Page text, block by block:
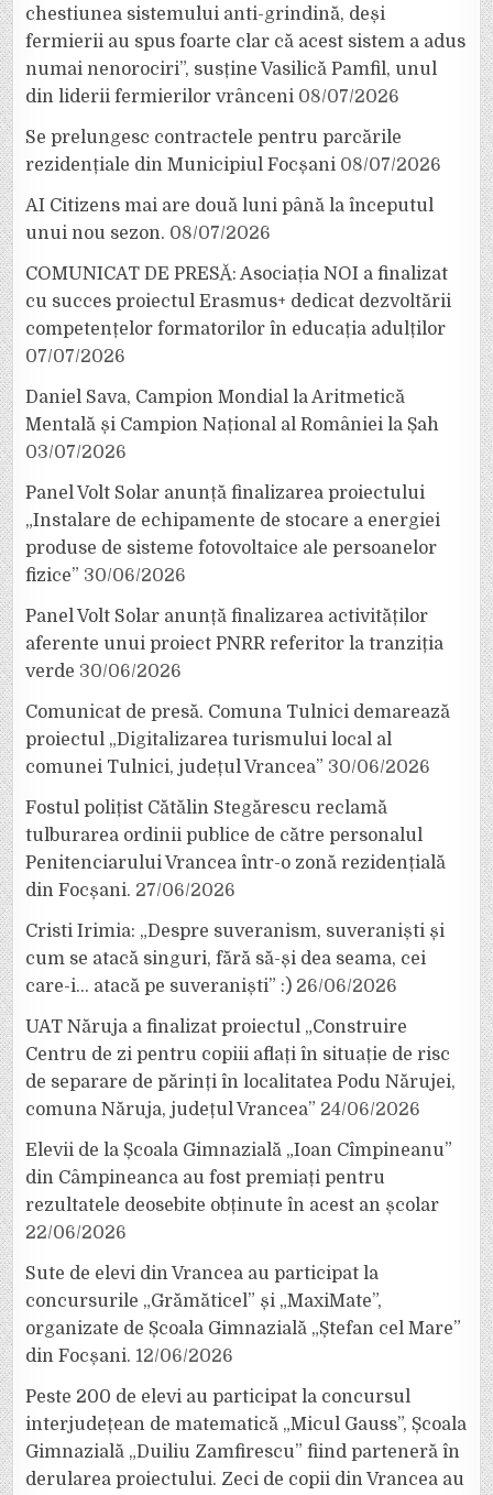
chestiunea sistemului anti-grindină, deși
fermierii au spus foarte clar că acest sistem a adus
numai nenorociri”, susține Vasilică Pamfil, unul
din liderii fermierilor vrânceni 08/07/2026
Se prelungesc contractele pentru parcările
rezidențiale din Municipiul Focșani 08/07/2026
AI Citizens mai are două luni până la începutul
unui nou sezon. 08/07/2026
COMUNICAT DE PRESĂ: Asociația NOI a finalizat
cu succes proiectul Erasmus+ dedicat dezvoltării
competențelor formatorilor în educația adulților
07/07/2026
Daniel Sava, Campion Mondial la Aritmetică
Mentală și Campion Național al României la Șah
03/07/2026
Panel Volt Solar anunță finalizarea proiectului
„Instalare de echipamente de stocare a energiei
produse de sisteme fotovoltaice ale persoanelor
fizice” 30/06/2026
Panel Volt Solar anunță finalizarea activităților
aferente unui proiect PNRR referitor la tranziția
verde 30/06/2026
Comunicat de presă. Comuna Tulnici demarează
proiectul „Digitalizarea turismului local al
comunei Tulnici, județul Vrancea” 30/06/2026
Fostul polițist Cătălin Stegărescu reclamă
tulburarea ordinii publice de către personalul
Penitenciarului Vrancea într-o zonă rezidențială
din Focșani. 27/06/2026
Cristi Irimia: „Despre suveranism, suveraniști și
cum se atacă singuri, fără să-și dea seama, cei
care-i… atacă pe suveraniști” :) 26/06/2026
UAT Năruja a finalizat proiectul „Construire
Centru de zi pentru copiii aflați în situație de risc
de separare de părinți în localitatea Podu Nărujei,
comuna Năruja, județul Vrancea” 24/06/2026
Elevii de la Școala Gimnazială „Ioan Cîmpineanu”
din Câmpineanca au fost premiați pentru
rezultatele deosebite obținute în acest an școlar
22/06/2026
Sute de elevi din Vrancea au participat la
concursurile „Grămăticel” și „MaxiMate”,
organizate de Școala Gimnazială „Ștefan cel Mare”
din Focșani. 12/06/2026
Peste 200 de elevi au participat la concursul
interjudețean de matematică „Micul Gauss”, Școala
Gimnazială „Duiliu Zamfirescu” fiind parteneră în
derularea proiectului. Zeci de copii din Vrancea au